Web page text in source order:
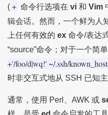
( + 命令行选项在 vi和 Vim
辑会话。然而，一个鲜为人
上任何有效的 ex命令/表达
“source”命令；对于一个简
+'/foo/d|wq!' ~/.ssh/
时非交互式地从 SSH 已知
通常，使用 Perl、AWK 或